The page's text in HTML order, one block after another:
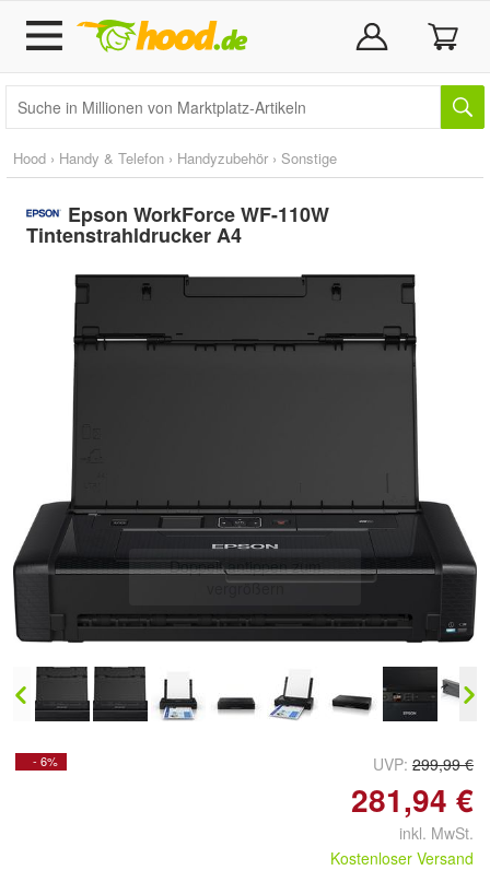
Hood › Handy & Telefon › Handyzubehör › Sonstige
Epson WorkForce WF-110W
Tintenstrahldrucker A4
Doppelt antippen zum
vergrößern
- 6% UVP: 299,99 €
281,94 €
inkl. MwSt.
Kostenloser Versand